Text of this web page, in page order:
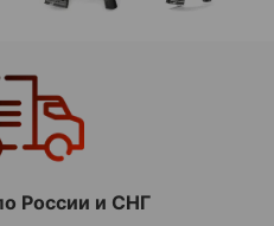
России и СНГ